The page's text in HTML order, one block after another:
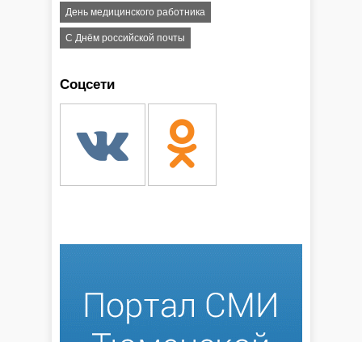
День медицинского работника
С Днём российской почты
Соцсети